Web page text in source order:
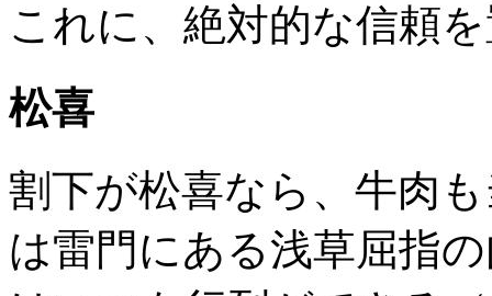
これに、絶対的な信頼
松喜
割下が松喜なら、牛肉
は雷門にある浅草屈指